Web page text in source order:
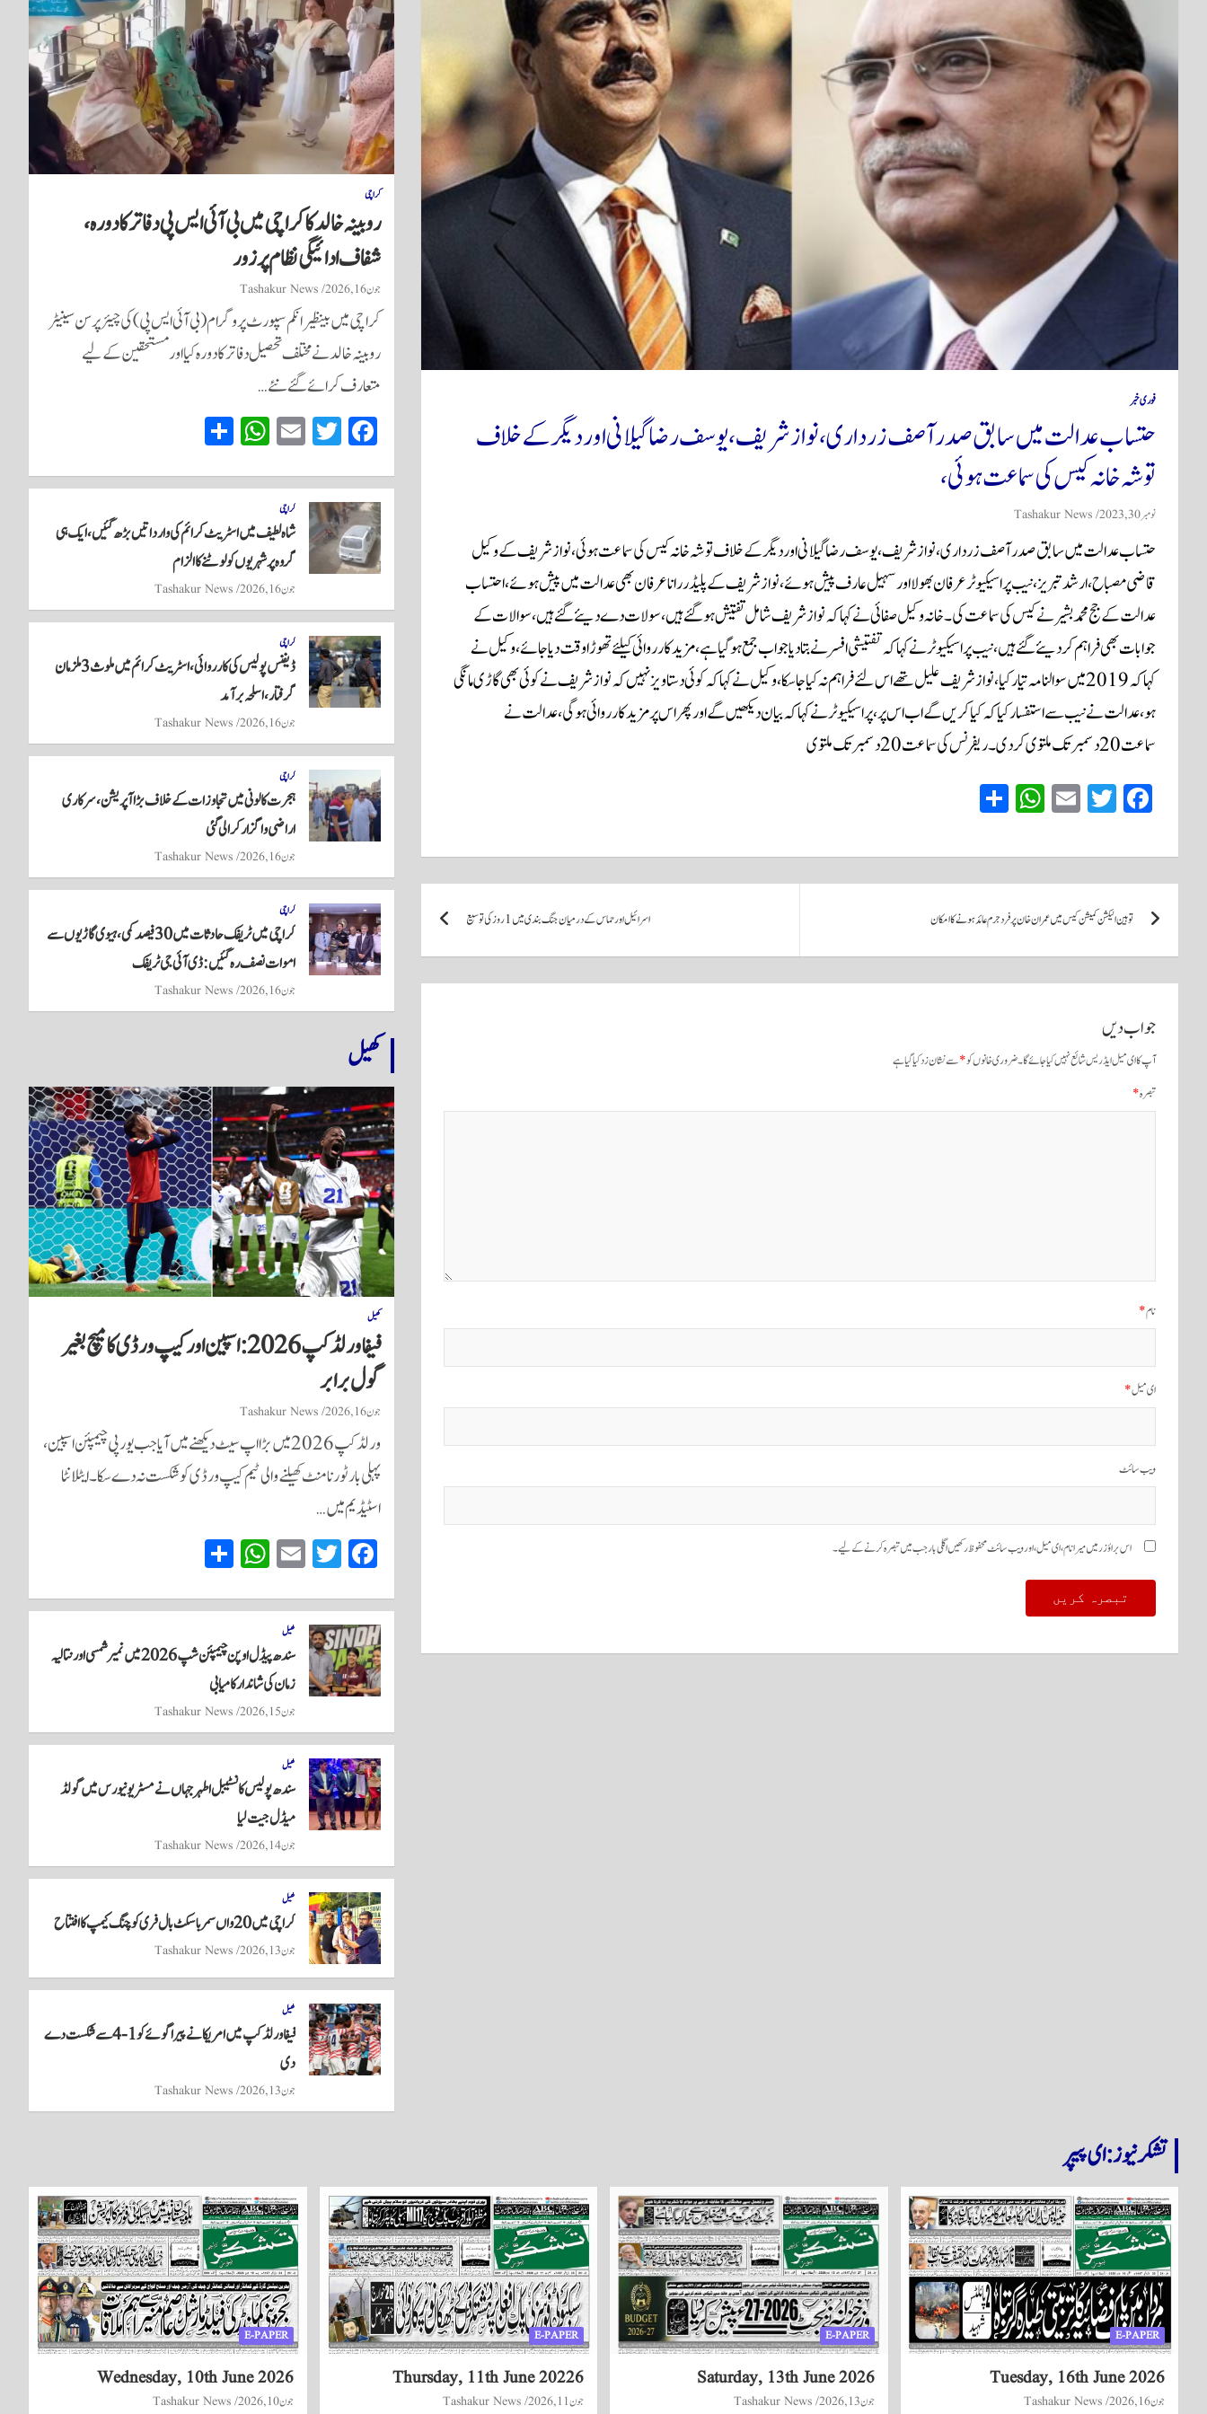
فوری خبر
حتساب عدالت میں سابق صدر آصف زرداری، نوازشریف، یوسف رضا گیلانی اور دیگر کے خلاف
توشہ خانہ کیس کی سماعت ہوئی،
نومبر 30, 2023 Tashakur News
حتساب عدالت میں سابق صدر آصف زرداری، نوازشریف، یوسف رضا گیلانی اور دیگر کے خلاف توشہ خانہ کیس کی سماعت ہوئی،نوازشریف کے وکیل
قاضی مصباح، ارشد تبریز، نیب پراسیکیوٹر عرفان بھولا اور سہیل عارف پیش ہوئے، نواز شریف کے پلیڈر رانا عرفان بھی عدالت میں پیش ہوئے،احتساب
عدالت کے جج محمد بشیر نے کیس کی سماعت کی۔خانہ وکیل صفائی نے کہاکہ نوازشریف شامل تفتیش ہو گئے ہیں، سولات دے دیئے گئے ہیں،سوالات کے
جوابات بھی فراہم کردیئے گئے ہیں ،نیب پراسیکیوٹر نے کہاکہ تفتیشی افسر نے بتا دیا جواب جمع ہو گیا ہے،مزید کارروائی کیلئے تھوڑا وقت دیا جائے،وکیل نے
کہاکہ 2019میں سوالنامہ تیار کیا، نوازشریف علیل تھے اس لئے فراہم نہ کیا جا سکا،وکیل نے کہاکہ کوئی دستاویز نہیں کہ نوازشریف نے کوئی بھی گاڑی مانگی
ہو،عدالت نے نیب سے استفسار کیا کہ کیا کریں گے اب اس پر ،پراسیکیوٹر نے کہاکہ بیان دیکھیں گے اور پھر اس پر مزید کارروائی ہوگی، عدالت نے
سماعت 20دسمبر تک ملتوی کردی۔ریفرنس کی سماعت 20دسمبر تک ملتوی
Fa
ce
bo
ok
T
wi
tte
r
E
m
ail
W
ha
ts
A
pp
re
پوسٹوں
نیویگیشن
توہین الیکشن کمیشن کیس میں عمران خان پر فرد جرم عائد ہونے کا امکان اسرائیل اور حماس کے درمیان جنگ بندی میں 1 روز کی توسیع
جواب دیں
آپ کا ای میل ایڈریس شائع نہیں کیا جائے گا۔ضروری خانوں کو*سے نشان زد کیا گیا ہے
تبصرہ*
نام*
ای میل*
ویب‌ سائٹ
اس براؤزر میں میرا نام، ای میل، اور ویب سائٹ محفوظ رکھیں اگلی بار جب میں تبصرہ کرنے کےلیے۔
کراچی
روبینہ خالد کا کراچی میں بی آئی ایس پی دفاتر کا دورہ،
شفاف ادائیگی نظام پر زور
جون 16, 2026 Tashakur News
کراچی میں بینظیر انکم سپورٹ پروگرام (بی آئی ایس پی) کی چیئرپرسن سینیٹر
روبینہ خالد نے مختلف تحصیل دفاتر کا دورہ کیا اور مستحقین کے لیے
متعارف کرائے گئے نئے…
Fa
ce
bo
ok
T
wi
tte
r
E
m
ail
W
ha
ts
A
pp
re
کراچی
شاہ لطیف میں اسٹریٹ کرائم کی وارداتیں بڑھ گئیں، ایک ہی
گروہ پر شہریوں کو لوٹنے کا الزام
جون 16, 2026 Tashakur News
کراچی
ڈیفنس پولیس کی کارروائی، اسٹریٹ کرائم میں ملوث 3 ملزمان
گرفتار، اسلحہ برآمد
جون 16, 2026 Tashakur News
کراچی
ہجرت کالونی میں تجاوزات کے خلاف بڑا آپریشن، سرکاری
اراضی واگزار کرالی گئی
جون 16, 2026 Tashakur News
کراچی
کراچی میں ٹریفک حادثات میں 30 فیصد کمی، ہیوی گاڑیوں سے
اموات نصف رہ گئیں: ڈی آئی جی ٹریفک
جون 16, 2026 Tashakur News
کھیل
کھیل
فیفا ورلڈ کپ 2026: اسپین اور کیپ ورڈی کا میچ بغیر
گول برابر
جون 16, 2026 Tashakur News
ورلڈ کپ 2026 میں بڑا اپ سیٹ دیکھنے میں آیا جب یورپی چیمپئن اسپین،
پہلی بار ٹورنامنٹ کھیلنے والی ٹیم کیپ ورڈی کو شکست نہ دے سکا۔ ایٹلانٹا
اسٹیڈیم میں…
Fa
ce
bo
ok
T
wi
tte
r
E
m
ail
W
ha
ts
A
pp
re
کھیل
سندھ پیڈل اوپن چیمپئن شپ 2026 میں نمیر شمسی اور نتالیہ
زمان کی شاندار کامیابی
جون 15, 2026 Tashakur News
کھیل
سندھ پولیس کانسٹیبل اطہر جہاں نے مسٹر یونیورس میں گولڈ
میڈل جیت لیا
جون 14, 2026 Tashakur News
کھیل
کراچی میں 20واں سمر باسکٹ بال فری کوچنگ کیمپ کا افتتاح
جون 13, 2026 Tashakur News
کھیل
فیفا ورلڈکپ میں امریکا نے پیراگوئے کو 1-4 سے شکست دے
دی
جون 13, 2026 Tashakur News
تشکر نیوز: ای پیپر
E-PAPER
Tuesday, 16th June 2026
جون 16, 2026 Tashakur News
E-PAPER
Saturday, 13th June 2026
جون 13, 2026 Tashakur News
E-PAPER
Thursday, 11th June 20226
جون 11, 2026 Tashakur News
E-PAPER
Wednesday, 10th June 2026
جون 10, 2026 Tashakur News